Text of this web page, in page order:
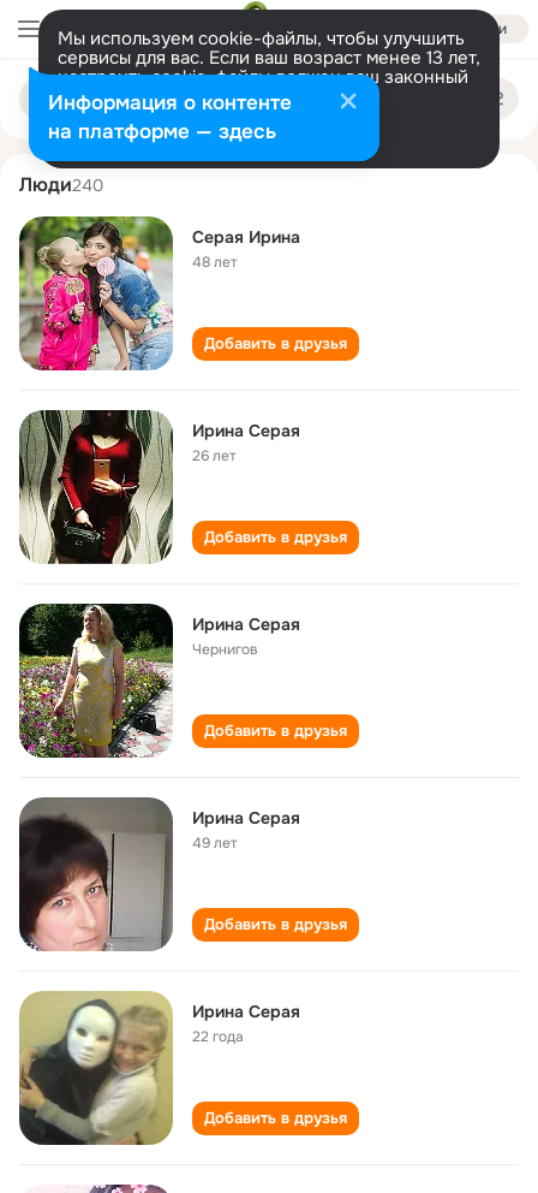
Войти
Мы используем cookie-файлы, чтобы улучшить
сервисы для вас. Если ваш возраст менее 13 лет,
настроить cookie-файлы должен ваш законный
представитель. Больше информации
Разрешить все Настроить
Поиск
людям
irina seraya
Люди240
Серая Ирина
48 лет
Добавить в друзья
Ирина Серая
26 лет
Добавить в друзья
Ирина Серая
Чернигов
Добавить в друзья
Ирина Серая
49 лет
Добавить в друзья
Ирина Серая
22 года
Добавить в друзья
Информация о контенте
на платформе — здесь